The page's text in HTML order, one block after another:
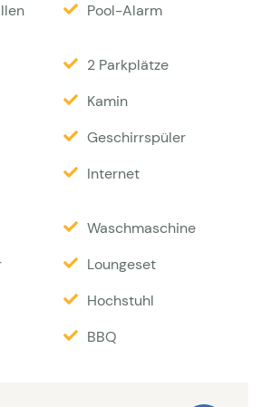
die an das Wohnzimmer
Tagsüber sorgen die
und Yachten im Meer für eine
abends die Lichter von
den 4 x 9 m großen Pool und 8
Saint-Aygulf 851 aus hat man
auf das Meer. Ein Gasgrill und
vorhanden.
Pool-Alarm
2 Parkplätze
Kamin
Geschirrspüler
Internet
Waschmaschine
Loungeset
Hochstuhl
BBQ